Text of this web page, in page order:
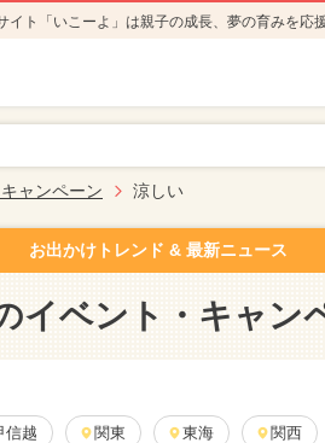
イト「いこーよ」は親子の成長、夢の育みを応
ャンペーン 涼しい
お出かけトレンド & 最新ニュース
イベント・キャン
信越 関東 東海 関西